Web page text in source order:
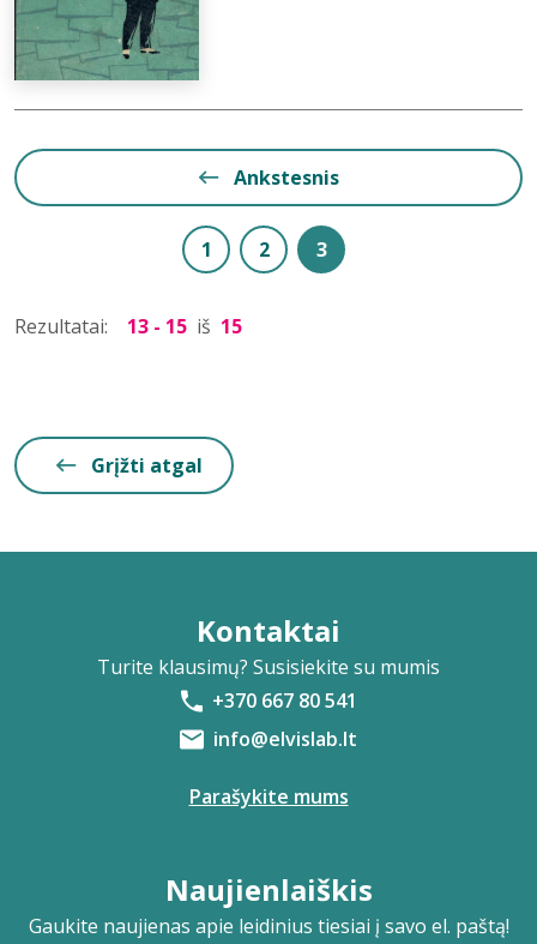
Ankstesnis
1 2 3
Rezultatai: 13 - 15 iš 15
Grįžti atgal
Kontaktai
Turite klausimų? Susisiekite su mumis
+370 667 80 541
info@elvislab.lt
Parašykite mums
Naujienlaiškis
Gaukite naujienas apie leidinius tiesiai į savo el. paštą!